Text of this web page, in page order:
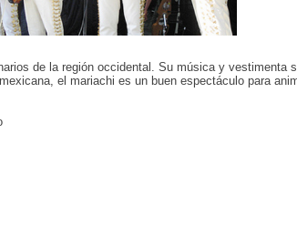
de la región occidental. Su música y vestimenta
el mariachi es un buen espectáculo para